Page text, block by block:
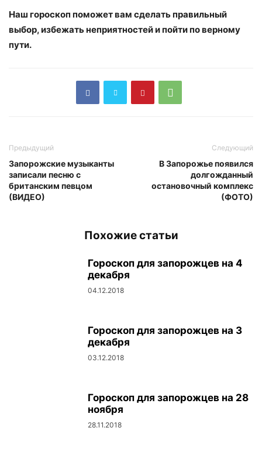
Наш гороскоп поможет вам сделать правильный
выбор, избежать неприятностей и пойти по верному
пути.
Предыдущий
Запорожские музыканты
записали песню с
британским певцом
(ВИДЕО)
Следующий
В Запорожье появился
долгожданный
остановочный комплекс
(ФОТО)
Похожие статьи
Гороскоп для запорожцев на 4
декабря
04.12.2018
Гороскоп для запорожцев на 3
декабря
03.12.2018
Гороскоп для запорожцев на 28
ноября
28.11.2018